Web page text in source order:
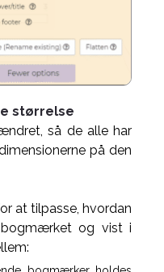
størrelse
så de alle har
på den
at tilpasse, hvordan
bogmærket og vist i